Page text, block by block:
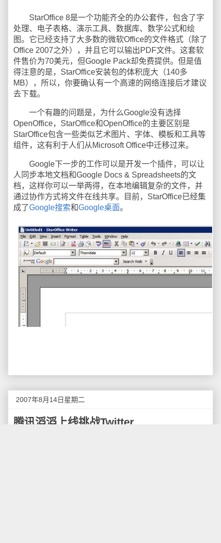
StarOffice 8是一个功能齐全的办公套件，包含了字
处理、电子表格、演示工具、数据库、数学公式和绘
图。它已经支持了大多数的微软Office的文件格式（除了
Office 2007之外），并且它可以输出PDF文件。这套软
件售价为70美元，但Google Pack却免费提供。但是值
得注意的是，StarOffice安装包的体积庞大（140多
MB），所以，你要确认有一个高速的网络连接后才建议
去下载。
一个有趣的问题是，为什么Google没有选择
OpenOffice，StarOffice和OpenOffice的主要区别是
StarOffice包含一些类似艺术图片、字体、模板和工具等
组件，这有利于人们从Microsoft Office中迁移过来。
Google下一步的工作可以是开发一个插件，可以让
人同步本地文档和Google Docs & Spreadsheets的文
档，这样你可以一举两得，在本地编辑复杂的文件，并
通过协作方式将文件在线共享。目前，StarOffice已经集
成了Google搜索和Google桌面。
2007年8月14日星期二
腾讯滔滔上线挑战Twitter